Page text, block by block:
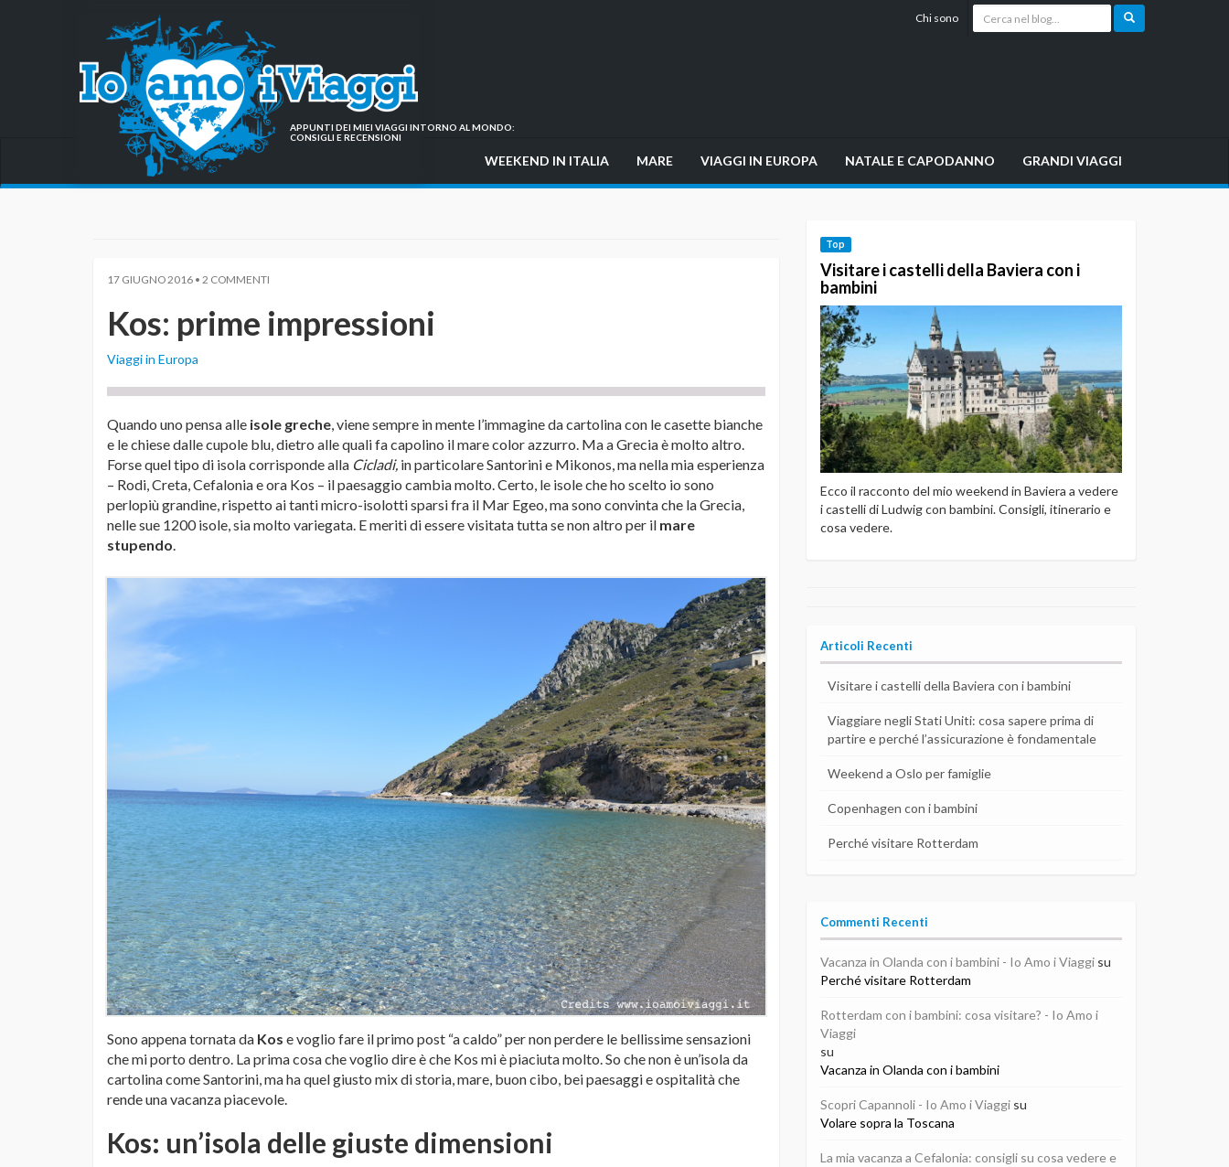
Chi sono
APPUNTI DEI MIEI VIAGGI INTORNO AL MONDO:
CONSIGLI E RECENSIONI
WEEKEND IN ITALIA MARE VIAGGI IN EUROPA NATALE E CAPODANNO GRANDI VIAGGI
17 GIUGNO 2016 • 2 COMMENTI
Kos: prime impressioni
Viaggi in Europa
Quando uno pensa alle isole greche, viene sempre in mente l’immagine da cartolina con le casette bianche
e le chiese dalle cupole blu, dietro alle quali fa capolino il mare color azzurro. Ma a Grecia è molto altro.
Forse quel tipo di isola corrisponde alla Cicladi, in particolare Santorini e Mikonos, ma nella mia esperienza
– Rodi, Creta, Cefalonia e ora Kos – il paesaggio cambia molto. Certo, le isole che ho scelto io sono
perlopiù grandine, rispetto ai tanti micro-isolotti sparsi fra il Mar Egeo, ma sono convinta che la Grecia,
nelle sue 1200 isole, sia molto variegata. E meriti di essere visitata tutta se non altro per il mare
stupendo.
Sono appena tornata da Kos e voglio fare il primo post “a caldo” per non perdere le bellissime sensazioni
che mi porto dentro. La prima cosa che voglio dire è che Kos mi è piaciuta molto. So che non è un’isola da
cartolina come Santorini, ma ha quel giusto mix di storia, mare, buon cibo, bei paesaggi e ospitalità che
rende una vacanza piacevole.
Kos: un’isola delle giuste dimensioni
Top
Visitare i castelli della Baviera con i
bambini
Ecco il racconto del mio weekend in Baviera a vedere
i castelli di Ludwig con bambini. Consigli, itinerario e
cosa vedere.
Articoli Recenti
Visitare i castelli della Baviera con i bambini
Viaggiare negli Stati Uniti: cosa sapere prima di
partire e perché l’assicurazione è fondamentale
Weekend a Oslo per famiglie
Copenhagen con i bambini
Perché visitare Rotterdam
Commenti Recenti
Vacanza in Olanda con i bambini - Io Amo i Viaggi su
Perché visitare Rotterdam
Rotterdam con i bambini: cosa visitare? - Io Amo i
Viaggi
su
Vacanza in Olanda con i bambini
Scopri Capannoli - Io Amo i Viaggi su
Volare sopra la Toscana
La mia vacanza a Cefalonia: consigli su cosa vedere e